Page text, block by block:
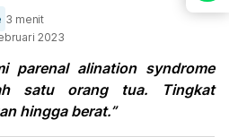
3 menit
2023
parenal alination syndrome
satu orang tua. Tingkat
hingga berat.”